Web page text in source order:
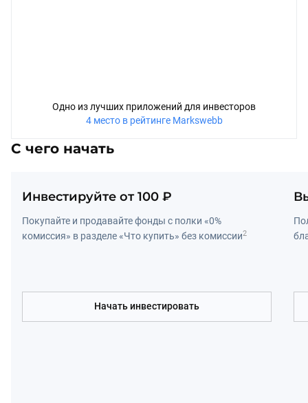
Одно из лучших приложений для инвесторов
4 место в рейтинге Markswebb
С чего начать
Инвестируйте от 100 ₽
Покупайте и продавайте фонды с полки «0%
комиссия» в разделе «Что купить» без комиссии2
Начать инвестировать